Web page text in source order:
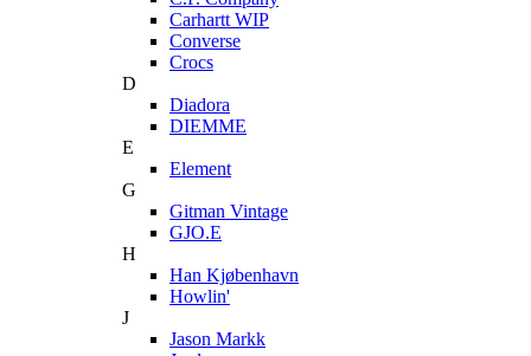
Carhartt WIP
Converse
Crocs
D
Diadora
DIEMME
E
Element
G
Gitman Vintage
GJO.E
H
Han Kjøbenhavn
Howlin'
J
Jason Markk